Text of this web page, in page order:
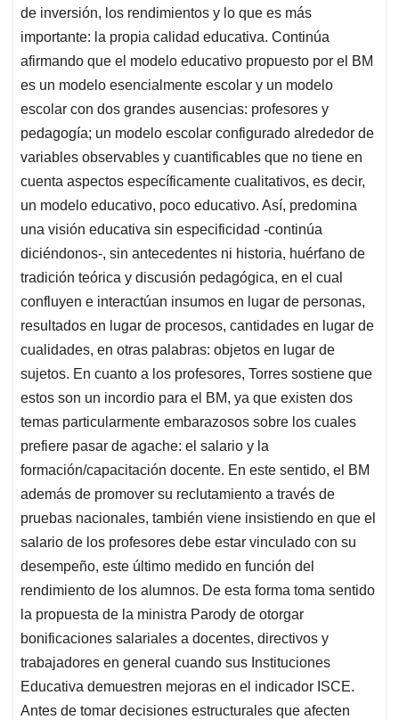
de inversión, los rendimientos y lo que es más
importante: la propia calidad educativa. Continúa
afirmando que el modelo educativo propuesto por el BM
es un modelo esencialmente escolar y un modelo
escolar con dos grandes ausencias: profesores y
pedagogía; un modelo escolar configurado alrededor de
variables observables y cuantificables que no tiene en
cuenta aspectos específicamente cualitativos, es decir,
un modelo educativo, poco educativo. Así, predomina
una visión educativa sin especificidad -continúa
diciéndonos-, sin antecedentes ni historia, huérfano de
tradición teórica y discusión pedagógica, en el cual
confluyen e interactúan insumos en lugar de personas,
resultados en lugar de procesos, cantidades en lugar de
cualidades, en otras palabras: objetos en lugar de
sujetos. En cuanto a los profesores, Torres sostiene que
estos son un incordio para el BM, ya que existen dos
temas particularmente embarazosos sobre los cuales
prefiere pasar de agache: el salario y la
formación/capacitación docente. En este sentido, el BM
además de promover su reclutamiento a través de
pruebas nacionales, también viene insistiendo en que el
salario de los profesores debe estar vinculado con su
desempeño, este último medido en función del
rendimiento de los alumnos. De esta forma toma sentido
la propuesta de la ministra Parody de otorgar
bonificaciones salariales a docentes, directivos y
trabajadores en general cuando sus Instituciones
Educativa demuestren mejoras en el indicador ISCE.
Antes de tomar decisiones estructurales que afecten